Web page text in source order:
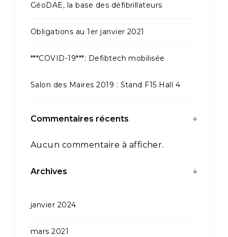
GéoDAE, la base des défibrillateurs
Obligations au 1er janvier 2021
***COVID-19***: Defibtech mobilisée
Salon des Maires 2019 : Stand F15 Hall 4
Commentaires récents
Aucun commentaire à afficher.
Archives
janvier 2024
mars 2021